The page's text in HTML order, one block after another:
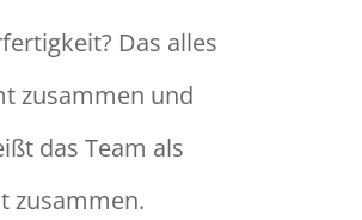
Das alles
zusammen und
das Team als
zusammen.